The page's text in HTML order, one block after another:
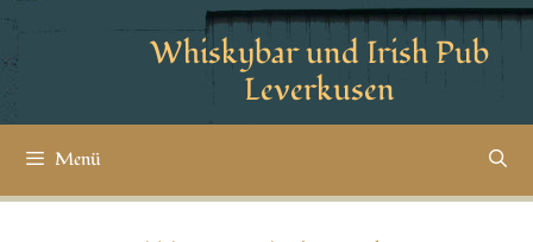
Whiskybar und Irish Pub
Leverkusen
Menü